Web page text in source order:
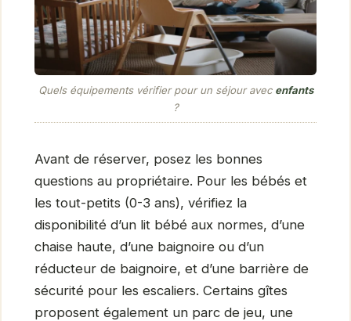
Quels équipements vérifier pour un séjour avec enfants
?
Avant de réserver, posez les bonnes
questions au propriétaire. Pour les bébés et
les tout-petits (0-3 ans), vérifiez la
disponibilité d’un lit bébé aux normes, d’une
chaise haute, d’une baignoire ou d’un
réducteur de baignoire, et d’une barrière de
sécurité pour les escaliers. Certains gîtes
proposent également un parc de jeu, une